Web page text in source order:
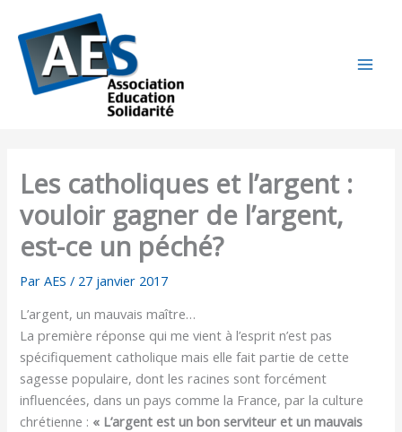
contenu
Les catholiques et l’argent :
vouloir gagner de l’argent,
est-ce un péché?
ParAES/ 27 janvier 2017
L’argent, un mauvais maître…
La première réponse qui me vient à l’esprit n’est pas
spécifiquement catholique mais elle fait partie de cette
sagesse populaire, dont les racines sont forcément
influencées, dans un pays comme la France, par la culture
chrétienne : « L’argent est un bon serviteur et un mauvais